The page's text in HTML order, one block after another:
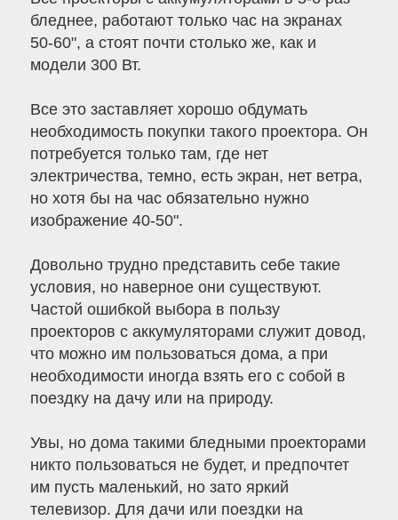
бледнее, работают только час на экранах
50-60", а стоят почти столько же, как и
модели 300 Вт.
Все это заставляет хорошо обдумать
необходимость покупки такого проектора. Он
потребуется только там, где нет
электричества, темно, есть экран, нет ветра,
но хотя бы на час обязательно нужно
изображение 40-50".
Довольно трудно представить себе такие
условия, но наверное они существуют.
Частой ошибкой выбора в пользу
проекторов с аккумуляторами служит довод,
что можно им пользоваться дома, а при
необходимости иногда взять его с собой в
поездку на дачу или на природу.
Увы, но дома такими бледными проекторами
никто пользоваться не будет, и предпочтет
им пусть маленький, но зато яркий
телевизор. Для дачи или поездки на